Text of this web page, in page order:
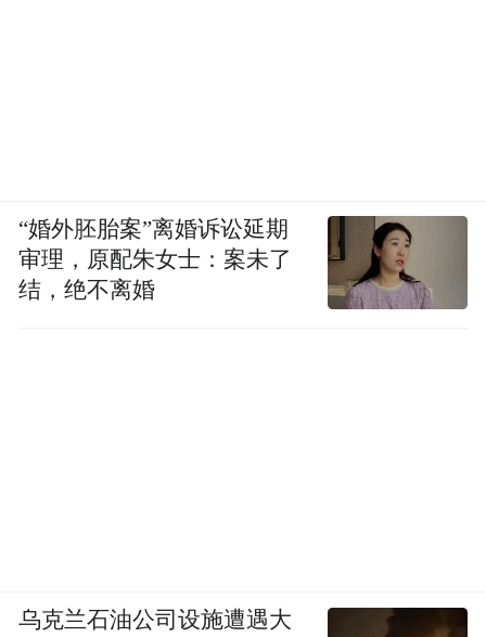
“婚外胚胎案”离婚诉讼延期
审理，原配朱女士：案未了
结，绝不离婚
乌克兰石油公司设施遭遇大